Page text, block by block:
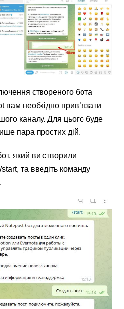
створеного бота
вам необхідно прив’язати
каналу. Для цього буде
пара простих дій.
який ви створили
та введіть команду